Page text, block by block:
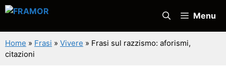
Vai
contenuto
Menu
Home » Frasi » Vivere » Frasi sul razzismo: aforismi,
citazioni